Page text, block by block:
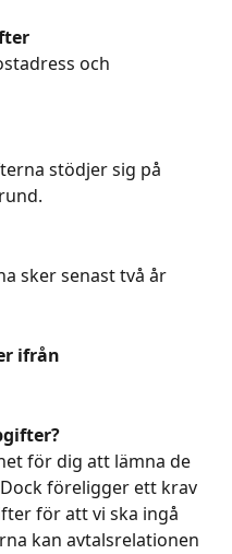
och
stödjer sig på
sker senast två år
ifrån
för dig att lämna de
föreligger ett krav
för att vi ska ingå
kan avtalsrelationen